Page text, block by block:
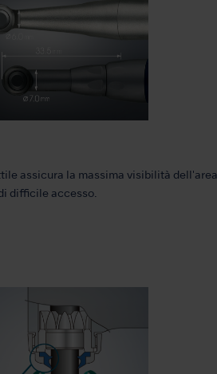
assicura la massima visibilità
difficile accesso.